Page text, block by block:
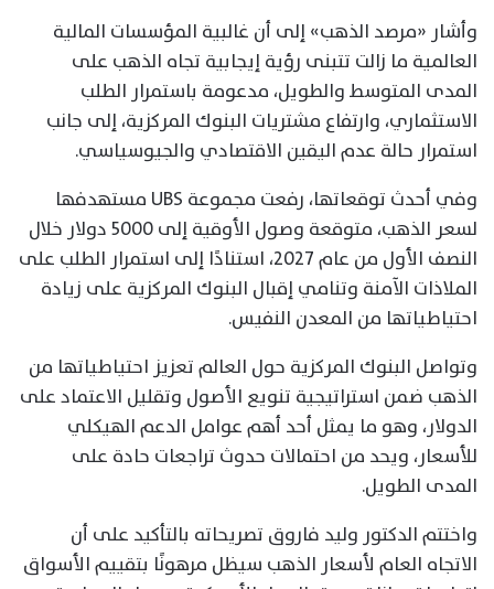
وأشار «مرصد الذهب» إلى أن غالبية المؤسسات المالية
العالمية ما زالت تتبنى رؤية إيجابية تجاه الذهب على
المدى المتوسط والطويل، مدعومة باستمرار الطلب
الاستثماري، وارتفاع مشتريات البنوك المركزية، إلى جانب
استمرار حالة عدم اليقين الاقتصادي والجيوسياسي.
وفي أحدث توقعاتها، رفعت مجموعة UBS مستهدفها
لسعر الذهب، متوقعة وصول الأوقية إلى 5000 دولار خلال
النصف الأول من عام 2027، استنادًا إلى استمرار الطلب على
الملاذات الآمنة وتنامي إقبال البنوك المركزية على زيادة
احتياطياتها من المعدن النفيس.
وتواصل البنوك المركزية حول العالم تعزيز احتياطياتها من
الذهب ضمن استراتيجية تنويع الأصول وتقليل الاعتماد على
الدولار، وهو ما يمثل أحد أهم عوامل الدعم الهيكلي
للأسعار، ويحد من احتمالات حدوث تراجعات حادة على
المدى الطويل.
واختتم الدكتور وليد فاروق تصريحاته بالتأكيد على أن
الاتجاه العام لأسعار الذهب سيظل مرهونًا بتقييم الأسواق